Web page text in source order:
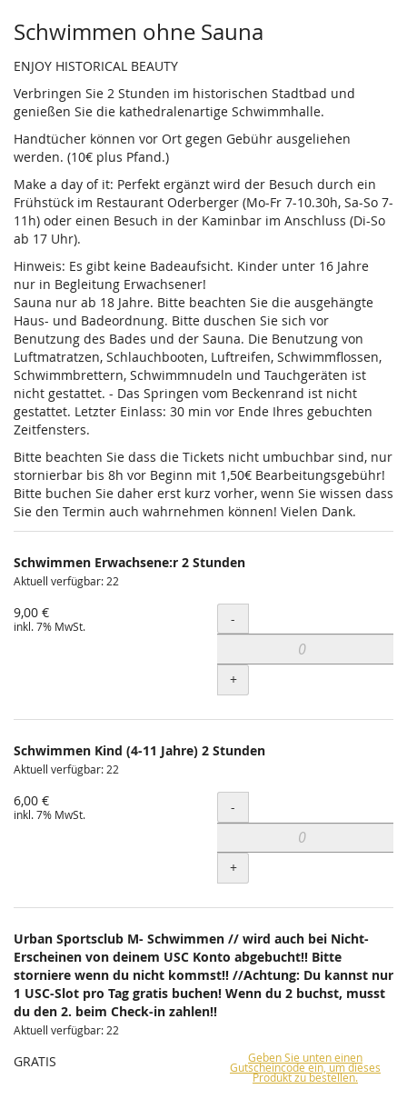
Produkte
Schwimmen ohne Sauna
ENJOY HISTORICAL BEAUTY
Verbringen Sie 2 Stunden im historischen Stadtbad und
genießen Sie die kathedralenartige Schwimmhalle.
Handtücher können vor Ort gegen Gebühr ausgeliehen
werden. (10€ plus Pfand.)
Make a day of it: Perfekt ergänzt wird der Besuch durch ein
Frühstück im Restaurant Oderberger (Mo-Fr 7-10.30h, Sa-So 7-
11h) oder einen Besuch in der Kaminbar im Anschluss (Di-So
ab 17 Uhr).
Hinweis: Es gibt keine Badeaufsicht. Kinder unter 16 Jahre
nur in Begleitung Erwachsener!
Sauna nur ab 18 Jahre. Bitte beachten Sie die ausgehängte
Haus- und Badeordnung. Bitte duschen Sie sich vor
Benutzung des Bades und der Sauna. Die Benutzung von
Luftmatratzen, Schlauchbooten, Luftreifen, Schwimmflossen,
Schwimmbrettern, Schwimmnudeln und Tauchgeräten ist
nicht gestattet. - Das Springen vom Beckenrand ist nicht
gestattet. Letzter Einlass: 30 min vor Ende Ihres gebuchten
Zeitfensters.
Bitte beachten Sie dass die Tickets nicht umbuchbar sind, nur
stornierbar bis 8h vor Beginn mit 1,50€ Bearbeitungsgebühr!
Bitte buchen Sie daher erst kurz vorher, wenn Sie wissen dass
Sie den Termin auch wahrnehmen können! Vielen Dank.
Schwimmen Erwachsene:r 2 Stunden
Aktuell verfügbar: 22
9,00 €
inkl. 7% MwSt. Menge
-
+
Schwimmen Kind (4-11 Jahre) 2 Stunden
Aktuell verfügbar: 22
6,00 €
inkl. 7% MwSt. Menge
-
+
Urban Sportsclub M- Schwimmen // wird auch bei Nicht-
Erscheinen von deinem USC Konto abgebucht!! Bitte
storniere wenn du nicht kommst!! //Achtung: Du kannst nur
1 USC-Slot pro Tag gratis buchen! Wenn du 2 buchst, musst
du den 2. beim Check-in zahlen!!
Aktuell verfügbar: 22
GRATIS Geben Sie unten einen
Gutscheincode ein, um dieses
Produkt zu bestellen.